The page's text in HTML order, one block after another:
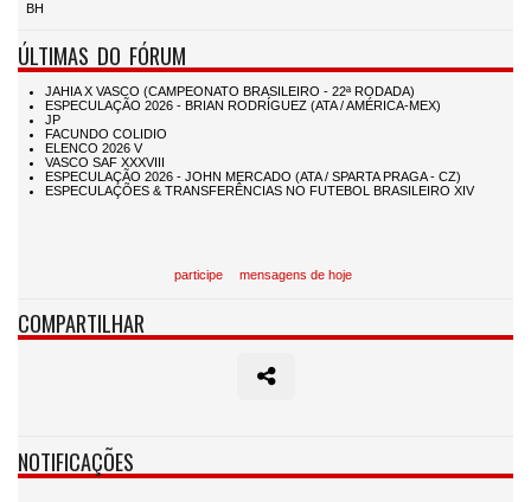
BH
ÚLTIMAS DO FÓRUM
participe mensagens de hoje
COMPARTILHAR
NOTIFICAÇÕES